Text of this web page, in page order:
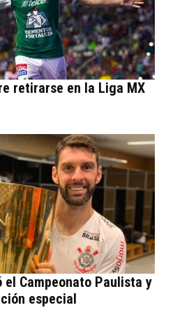
retirarse en la Liga MX
el Campeonato Paulista y
especial